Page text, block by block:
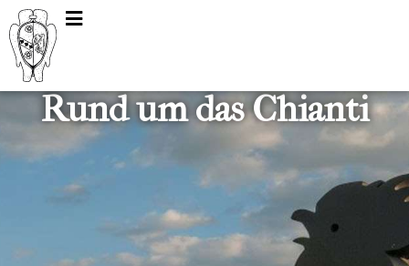
Rund um das Chianti